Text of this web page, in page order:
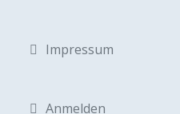
Impressum
Anmelden